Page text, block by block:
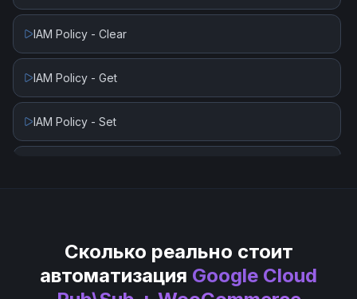
IAM Policy - Clear
IAM Policy - Get
IAM Policy - Set
Schema Commit (Create Revision)
Сколько реально стоит
автоматизация Google Cloud